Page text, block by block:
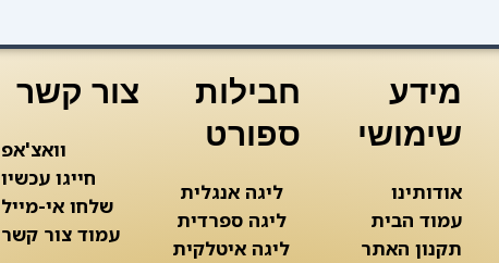
מידע
שימושי
אודותינו
עמוד הבית
תקנון האתר
חבילות
ספורט
ליגה אנגלית
ליגה ספרדית
ליגה איטלקית
צור קשר
וואצ'אפ
חייגו עכשיו
שלחו אי-מייל
עמוד צור קשר